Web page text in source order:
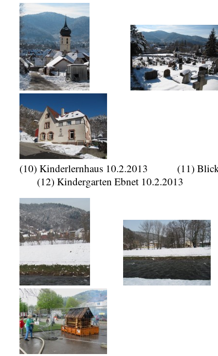
(10) Kinderlernhaus 10.2.2013
(12) Kindergarten Ebnet 10.2.2013